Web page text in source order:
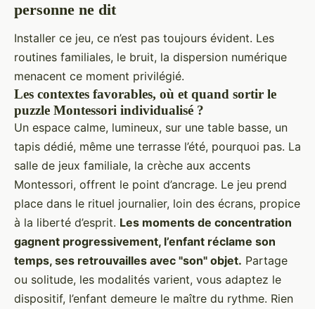
personne ne dit
Installer ce jeu, ce n’est pas toujours évident. Les
routines familiales, le bruit, la dispersion numérique
menacent ce moment privilégié.
Les contextes favorables, où et quand sortir le
puzzle Montessori individualisé ?
Un espace calme, lumineux, sur une table basse, un
tapis dédié, même une terrasse l’été, pourquoi pas. La
salle de jeux familiale, la crèche aux accents
Montessori, offrent le point d’ancrage. Le jeu prend
place dans le rituel journalier, loin des écrans, propice
à la liberté d’esprit. Les moments de concentration
gagnent progressivement, l’enfant réclame son
temps, ses retrouvailles avec "son" objet. Partage
ou solitude, les modalités varient, vous adaptez le
dispositif, l’enfant demeure le maître du rythme. Rien